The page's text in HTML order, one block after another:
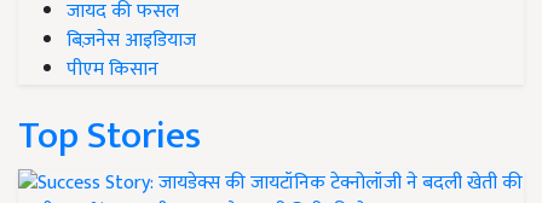
जायद की फसल
बिज़नेस आइडियाज
पीएम किसान
Top Stories